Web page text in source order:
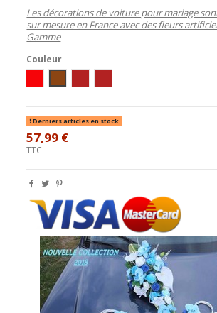
Les décorations de voiture pour mariage
sur mesure en France avec des fleurs
Gamme
Couleur
Derniers articles en stock
57,99 €
TTC